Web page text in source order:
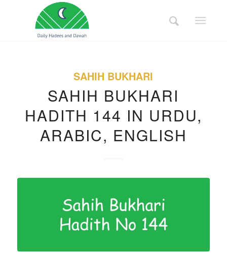
SAHIH BUKHARI
SAHIH BUKHARI
HADITH 144 IN URDU,
ARABIC, ENGLISH